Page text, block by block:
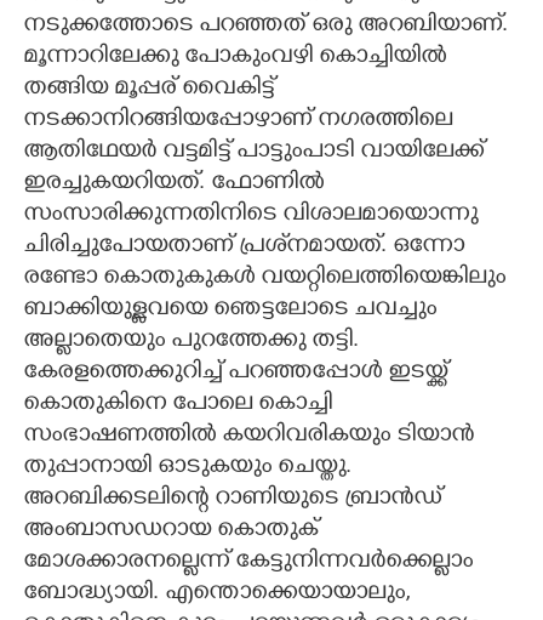
നടുക്കത്തോടെ പറഞ്ഞത് ഒരു അറബിയാണ്.
മൂന്നാറിലേക്കു പോകുംവഴി കൊച്ചിയിൽ
തങ്ങിയ മൂപ്പര് വൈകിട്ട്
നടക്കാനിറങ്ങിയപ്പോഴാണ് നഗരത്തിലെ
ആതിഥേയർ വട്ടമിട്ട് പാട്ടുംപാടി വായിലേക്ക്
ഇരച്ചുകയറിയത്. ഫോണിൽ
സംസാരിക്കുന്നതിനിടെ വിശാലമായൊന്നു
ചിരിച്ചുപോയതാണ് പ്രശ്‌നമായത്. ഒന്നോ
രണ്ടോ കൊതുകുകൾ വയറ്റിലെത്തിയെങ്കിലും
ബാക്കിയുള്ളവയെ ഞെട്ടലോടെ ചവച്ചും
അല്ലാതെയും പുറത്തേക്കു തട്ടി.
കേരളത്തെക്കുറിച്ച് പറഞ്ഞപ്പോൾ ഇടയ്ക്ക്
കൊതുകിനെ പോലെ കൊച്ചി
സംഭാഷണത്തിൽ കയറിവരികയും ടിയാൻ
തുപ്പാനായി ഓടുകയും ചെയ്തു.
അറബിക്കടലിന്റെ റാണിയുടെ ബ്രാൻഡ്
അംബാസഡറായ കൊതുക്
മോശക്കാരനല്ലെന്ന് കേട്ടുനിന്നവർക്കെല്ലാം
ബോദ്ധ്യായി. എന്തൊക്കെയായാലും,